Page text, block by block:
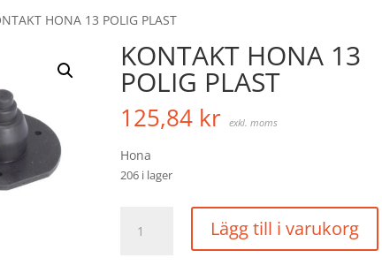
HONA 13 POLIG PLAST
KONTAKT HONA 13
POLIG PLAST
125,84 kr exkl. moms
Hona
206 i lager
HONA
Lägg till i varukorg